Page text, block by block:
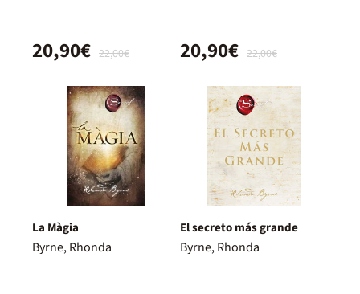
22,00€
20,90€ 22,00€
20,90€
La Màgia
Byrne, Rhonda
El secreto más grande
Byrne, Rhonda